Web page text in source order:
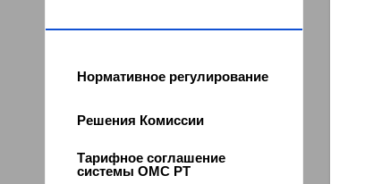
Нормативное регулирование
Решения Комиссии
Тарифное соглашение
системы ОМС РТ